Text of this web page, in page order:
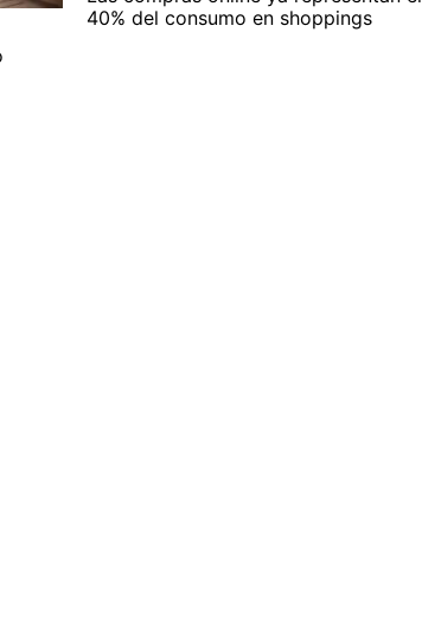
40% del consumo en shoppings